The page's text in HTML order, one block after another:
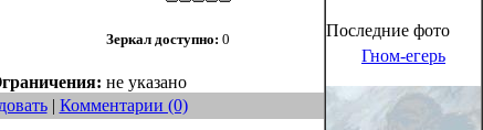
Зеркал доступно: 0
не указано
| Комментарии (0)
Последние фото
Гном-егерь